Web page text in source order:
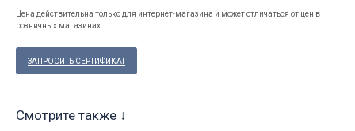
Цена действительна только для интернет-магазина и может отличаться от цен в
розничных магазинах
ЗАПРОСИТЬ СЕРТИФИКАТ
Смотрите также ↓